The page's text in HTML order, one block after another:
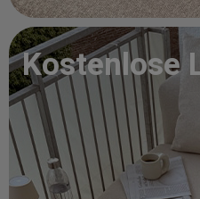
Kostenlose